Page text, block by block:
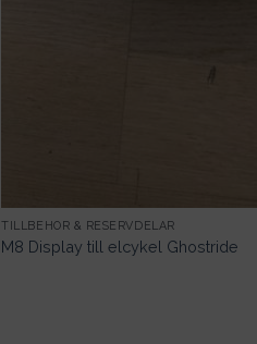
TILLBEHÖR & RESERVDELAR
M8 Display till elcykel Ghostride